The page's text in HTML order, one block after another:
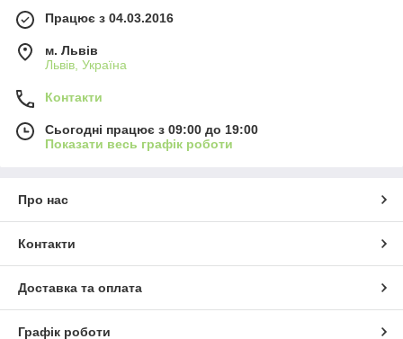
Працює з 04.03.2016
м. Львів
Львів, Україна
Контакти
Сьогодні працює з 09:00 до 19:00
Показати весь графік роботи
Про нас
Контакти
Доставка та оплата
Графік роботи